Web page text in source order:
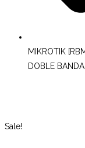
MIKROTIK
DOBLE
Sale!